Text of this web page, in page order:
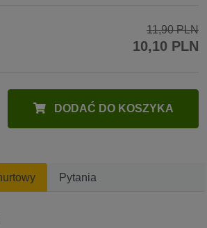
11,90 PLN
10,10 PLN
DODAĆ DO KOSZYKA
Pytania